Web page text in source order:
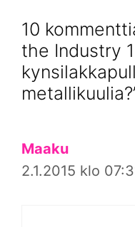
10
the Industry
Maaku
2.1.2015 klo